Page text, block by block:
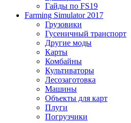
Гайды по FS19
Farming Simulator 2017
Грузовики
Гусеничный транспорт
Другие моды
Карты
Комбайны
Культиваторы
Лесозаготовка
Машины
Объекты для карт
Плуги
Погрузчики